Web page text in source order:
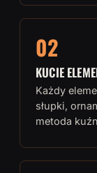
02
KUCIE
Każdy
słupki,
metoda